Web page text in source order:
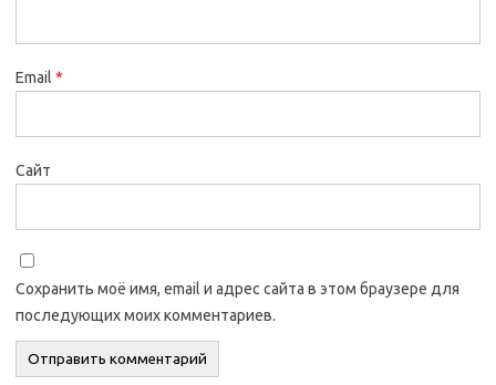
Email *
Сайт
Сохранить моё имя, email и адрес сайта в этом браузере для
последующих моих комментариев.